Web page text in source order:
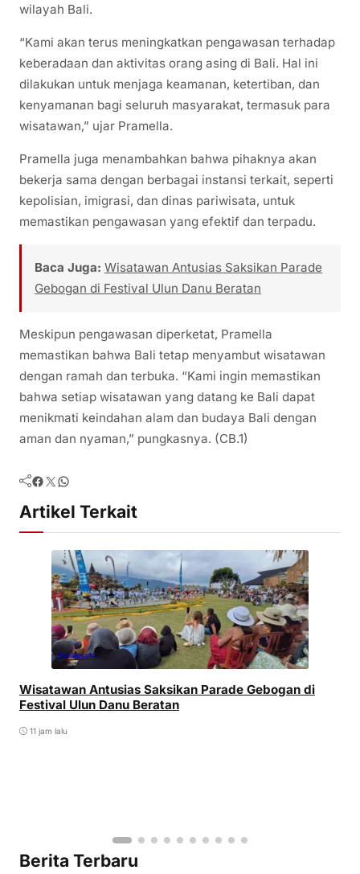
wilayah Bali.
“Kami akan terus meningkatkan pengawasan terhadap
keberadaan dan aktivitas orang asing di Bali. Hal ini
dilakukan untuk menjaga keamanan, ketertiban, dan
kenyamanan bagi seluruh masyarakat, termasuk para
wisatawan,” ujar Pramella.
Pramella juga menambahkan bahwa pihaknya akan
bekerja sama dengan berbagai instansi terkait, seperti
kepolisian, imigrasi, dan dinas pariwisata, untuk
memastikan pengawasan yang efektif dan terpadu.
Baca Juga: Wisatawan Antusias Saksikan Parade
Gebogan di Festival Ulun Danu Beratan
Meskipun pengawasan diperketat, Pramella
memastikan bahwa Bali tetap menyambut wisatawan
dengan ramah dan terbuka. “Kami ingin memastikan
bahwa setiap wisatawan yang datang ke Bali dapat
menikmati keindahan alam dan budaya Bali dengan
aman dan nyaman,” pungkasnya. (CB.1)
Facebook Twitter WhatsApp
Artikel Terkait
Pariwisata
Wisatawan Antusias Saksikan Parade Gebogan di
Festival Ulun Danu Beratan
11 jam lalu
Berita Terbaru